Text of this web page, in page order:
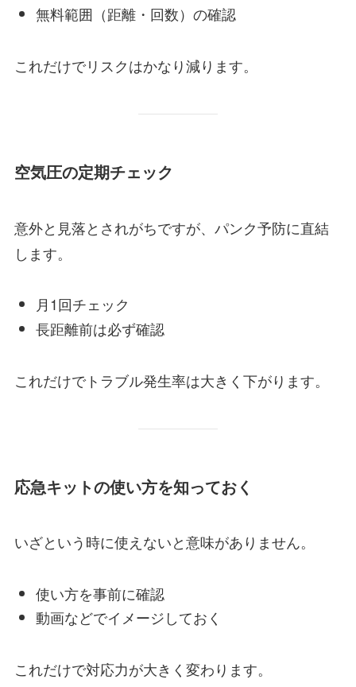
無料範囲（距離・回数）の確認
これだけでリスクはかなり減ります。
空気圧の定期チェック
意外と見落とされがちですが、パンク予防に直結
します。
月1回チェック
長距離前は必ず確認
これだけでトラブル発生率は大きく下がります。
応急キットの使い方を知っておく
いざという時に使えないと意味がありません。
使い方を事前に確認
動画などでイメージしておく
これだけで対応力が大きく変わります。